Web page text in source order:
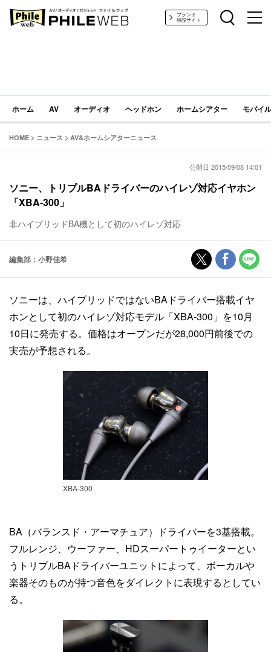
PHILE WEB｜AV/オーディオ/ガジェットブランド
特設サイト
ホーム AV オーディオ ヘッドホン ホームシアター モバイ
HOME > ニュース > AV&ホームシアターニュース
公開日 2015/09/08 14:01
ソニー、トリプルBAドライバーのハイレゾ対応イヤホン
「XBA-300」
非ハイブリッドBA機として初のハイレゾ対応
編集部：小野佳希
ソニーは、ハイブリッドではないBAドライバー搭載イヤ
ホンとして初のハイレゾ対応モデル「XBA-300」を10月
10日に発売する。価格はオープンだが28,000円前後での
実売が予想される。
XBA-300
BA（バランスド・アーマチュア）ドライバーを3基搭載。
フルレンジ、ウーファー、HDスーパートゥイーターとい
うトリプルBAドライバーユニットによって、ボーカルや
楽器そのものが持つ音色をダイレクトに表現するとしてい
る。